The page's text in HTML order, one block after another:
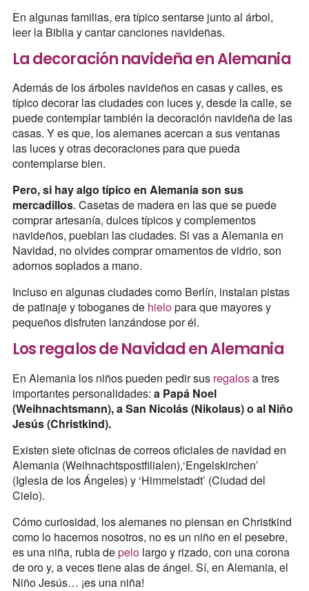
En algunas familias, era típico sentarse junto al árbol,
leer la Biblia y cantar canciones navideñas.
La decoración navideña en Alemania
Además de los árboles navideños en casas y calles, es
típico decorar las ciudades con luces y, desde la calle, se
puede contemplar también la decoración navideña de las
casas. Y es que, los alemanes acercan a sus ventanas
las luces y otras decoraciones para que pueda
contemplarse bien.
Pero, si hay algo típico en Alemania son sus
mercadillos. Casetas de madera en las que se puede
comprar artesanía, dulces típicos y complementos
navideños, pueblan las ciudades. Si vas a Alemania en
Navidad, no olvides comprar ornamentos de vidrio, son
adornos soplados a mano.
Incluso en algunas ciudades como Berlín, instalan pistas
de patinaje y toboganes de hielopara que mayores y
pequeños disfruten lanzándose por él.
Los regalos de Navidad en Alemania
En Alemania los niños pueden pedir sus regalosa tres
importantes personalidades: a Papá Noel
(Weihnachtsmann), a San Nicolás (Nikolaus) o al Niño
Jesús (Christkind).
Existen siete oficinas de correos oficiales de navidad en
Alemania (Weihnachtspostfilialen),‘Engelskirchen’
(Iglesia de los Ángeles) y ‘Himmelstadt’ (Ciudad del
Cielo).
Cómo curiosidad, los alemanes no piensan en Christkind
como lo hacemos nosotros, no es un niño en el pesebre,
es una niña, rubia depelo largo y rizado, con una corona
de oro y, a veces tiene alas de ángel. Sí, en Alemania, el
Niño Jesús… ¡es una niña!